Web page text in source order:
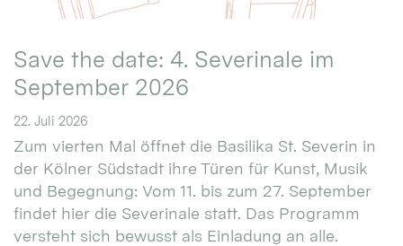
Save the date: 4. Severinale im
September 2026
22. Juli 2026
Zum vierten Mal öffnet die Basilika St. Severin in
der Kölner Südstadt ihre Türen für Kunst, Musik
und Begegnung: Vom 11. bis zum 27. September
findet hier die Severinale statt. Das Programm
versteht sich bewusst als Einladung an alle.